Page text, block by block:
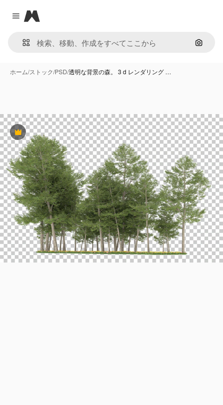
Close menu
Magnific
画像で
ホーム/ストック/PSD/透明な背景の森。 3 d レンダリング …
Premium